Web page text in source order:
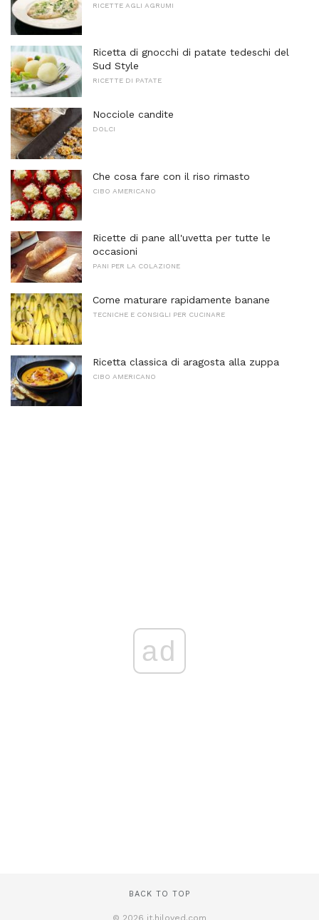
RICETTE AGLI AGRUMI
Ricetta di gnocchi di patate tedeschi del
Sud Style
RICETTE DI PATATE
Nocciole candite
DOLCI
Che cosa fare con il riso rimasto
CIBO AMERICANO
Ricette di pane all'uvetta per tutte le
occasioni
PANI PER LA COLAZIONE
Come maturare rapidamente banane
TECNICHE E CONSIGLI PER CUCINARE
Ricetta classica di aragosta alla zuppa
CIBO AMERICANO
ad
BACK TO TOP